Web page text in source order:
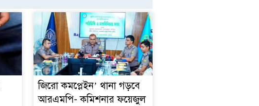
জিরো কমপ্লেইন’ থানা গড়বে
আরএমপি- কমিশনার ফয়েজুল